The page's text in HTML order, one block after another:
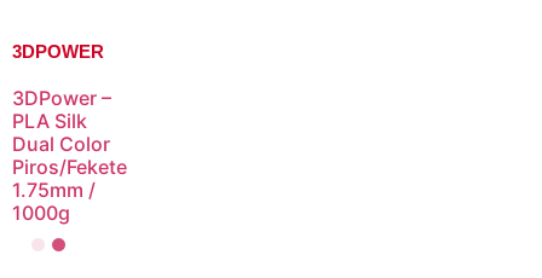
3DPOWER
3DPower –
PLA Silk
Dual Color
Piros/Fekete
1.75mm /
1000g